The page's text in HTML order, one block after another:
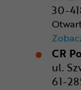
30-
CR
ul.
61-